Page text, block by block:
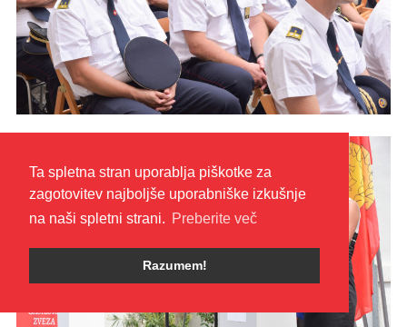
Ta spletna stran uporablja piškotke za
zagotovitev najboljše uporabniške izkušnje
na naši spletni strani. Preberite več
Razumem!